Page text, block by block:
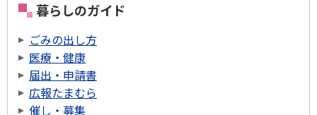
暮らしのガイド
ごみの出し方
医療・健康
届出・申請書
広報たまむら
催し・募集